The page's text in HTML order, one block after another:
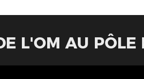
L'OM AU PÔLE